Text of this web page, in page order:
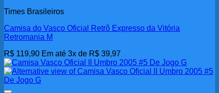
Times Brasileiros
Camisa do Vasco Oficial Retrô Expresso da Vitória
Retromania M
R$ 119,90 Em até 3x de R$ 39,97